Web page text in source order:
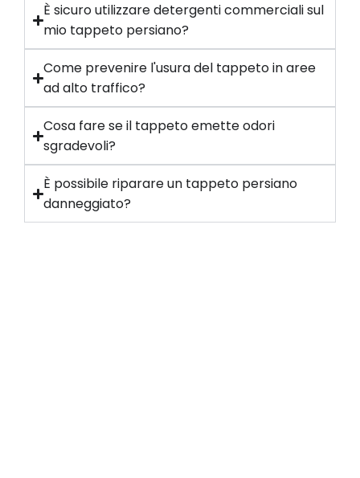
È sicuro utilizzare detergenti commerciali sul
mio tappeto persiano?
Come prevenire l'usura del tappeto in aree
ad alto traffico?
Cosa fare se il tappeto emette odori
sgradevoli?
È possibile riparare un tappeto persiano
danneggiato?